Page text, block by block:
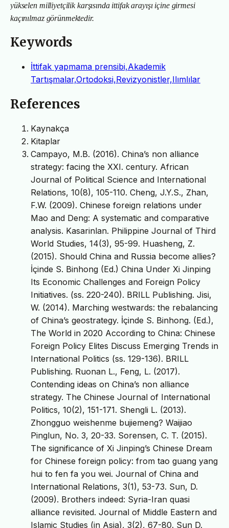
yükselen milliyetçilik karşısında ittifak arayışı içine girmesi
kaçınılmaz görünmektedir.
Keywords
İttifak yapmama prensibi,Akademik
Tartışmalar,Ortodoksi,Revizyonistler,Ilımlılar
References
Kaynakça
Kitaplar
Campayo, M.B. (2016). China’s non alliance
strategy: facing the XXI. century. African
Journal of Political Science and International
Relations, 10(8), 105-110. Cheng, J.Y.S., Zhan,
F.W. (2009). Chinese foreign relations under
Mao and Deng: A systematic and comparative
analysis. Kasarinlan. Philippine Journal of Third
World Studies, 14(3), 95-99. Huasheng, Z.
(2015). Should China and Russia become allies?
İçinde S. Binhong (Ed.) China Under Xi Jinping
Its Economic Challenges and Foreign Policy
Initiatives. (ss. 220-240). BRILL Publishing. Jisi,
W. (2014). Marching westwards: the rebalancing
of China’s geostrategy. İçinde S. Binhong. (Ed.),
The World in 2020 According to China: Chinese
Foreign Policy Elites Discuss Emerging Trends in
International Politics (ss. 129-136). BRILL
Publishing. Ruonan L., Feng, L. (2017).
Contending ideas on China’s non alliance
strategy. The Chinese Journal of International
Politics, 10(2), 151-171. Shengli L. (2013).
Zhongguo weishenme bujiemeng? Waijiao
Pinglun, No. 3, 20-33. Sorensen, C. T. (2015).
The significance of Xi Jinping’s Chinese Dream
for Chinese foreign policy: from tao guang yang
hui to fen fa you wei. Journal of China and
International Relations, 3(1), 53-73. Sun, D.
(2009). Brothers indeed: Syria-Iran quasi
alliance revisited. Journal of Middle Eastern and
Islamic Studies (in Asia), 3(2), 67-80. Sun D.